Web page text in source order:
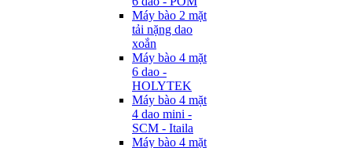
Máy bào 2 mặt
tải nặng dao
xoắn
Máy bào 4 mặt
6 dao -
HOLYTEK
Máy bào 4 mặt
4 dao mini -
SCM - Itaila
Máy bào 4 mặt